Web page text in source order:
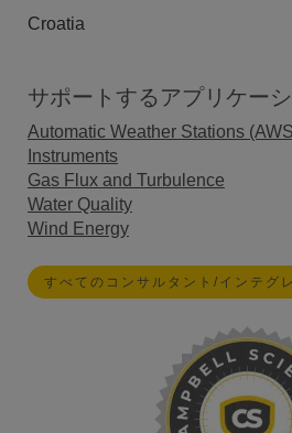
Croatia
サポートするアプリケー
Automatic Weather Stations
Instruments
Gas Flux and Turbulence
Water Quality
Wind Energy
すべてのコンサルタント/インテグ